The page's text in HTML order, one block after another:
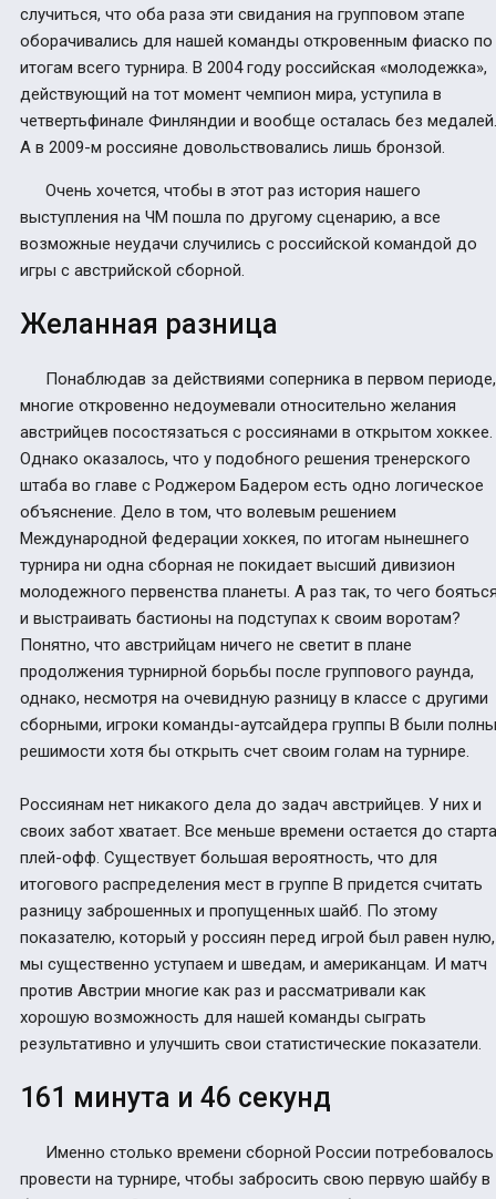
случиться, что оба раза эти свидания на групповом этапе
оборачивались для нашей команды откровенным фиаско по
итогам всего турнира. В 2004 году российская «молодежка»,
действующий на тот момент чемпион мира, уступила в
четвертьфинале Финляндии и вообще осталась без медалей.
А в 2009-м россияне довольствовались лишь бронзой.
Очень хочется, чтобы в этот раз история нашего
выступления на ЧМ пошла по другому сценарию, а все
возможные неудачи случились с российской командой до
игры с австрийской сборной.
Желанная разница
Понаблюдав за действиями соперника в первом периоде,
многие откровенно недоумевали относительно желания
австрийцев посостязаться с россиянами в открытом хоккее.
Однако оказалось, что у подобного решения тренерского
штаба во главе с Роджером Бадером есть одно логическое
объяснение. Дело в том, что волевым решением
Международной федерации хоккея, по итогам нынешнего
турнира ни одна сборная не покидает высший дивизион
молодежного первенства планеты. А раз так, то чего
и выстраивать бастионы на подступах к своим воротам?
Понятно, что австрийцам ничего не светит в плане
продолжения турнирной борьбы после группового раунда,
однако, несмотря на очевидную разницу в классе с другими
сборными, игроки команды-аутсайдера группы В были полны
решимости хотя бы открыть счет своим голам на турнире.
Россиянам нет никакого дела до задач австрийцев. У них и
своих забот хватает. Все меньше времени остается до старта
плей-офф. Существует большая вероятность, что для
итогового распределения мест в группе В придется считать
разницу заброшенных и пропущенных шайб. По этому
показателю, который у россиян перед игрой был равен нулю,
мы существенно уступаем и шведам, и американцам. И матч
против Австрии многие как раз и рассматривали как
хорошую возможность для нашей команды сыграть
результативно и улучшить свои статистические показатели.
161 минута и 46 секунд
Именно столько времени сборной России потребовалось
провести на турнире, чтобы забросить свою первую шайбу в